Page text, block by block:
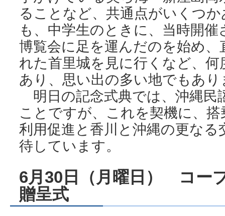
ることなど、共通点がいくつ
も、中学生のときに、当時開
博覧会に足を運んだのを始め
れた首里城を見に行くなど、
あり、思い出の多い地でもあり
明日の記念式典では、沖縄民
ことですが、これを契機に、
利用促進と香川と沖縄の更な
待しています。
6月30日（月曜日） コー
贈呈式